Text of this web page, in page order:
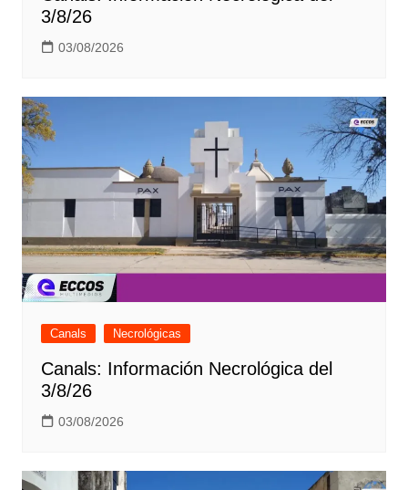
3/8/26
03/08/2026
Canals Necrológicas
Canals: Información Necrológica del
3/8/26
03/08/2026